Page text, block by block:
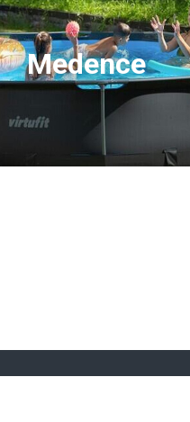
Medence